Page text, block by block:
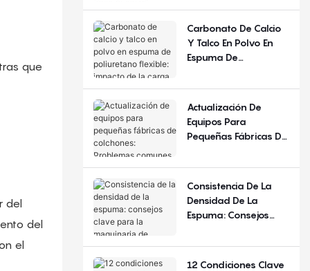
que
del
del
el
Fabricación De
Carbonato De Calcio
Y Talco En Polvo En
Espuma De
Impacto De La Carga
Actualización De
Equipos Para
Pequeñas Fábricas De
Comunes Y Criterios
Consistencia De La
Densidad De La
Espuma: Consejos
Maquinaria De
12 Condiciones Clave